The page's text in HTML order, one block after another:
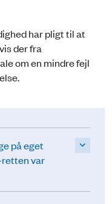
har pligt til at
der fra
om en mindre fejl
på eget
retten var